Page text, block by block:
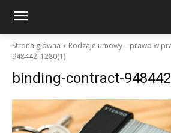
Strona główna Rodzaje umowy – prawo w
948442_1280(1)
binding-contract-